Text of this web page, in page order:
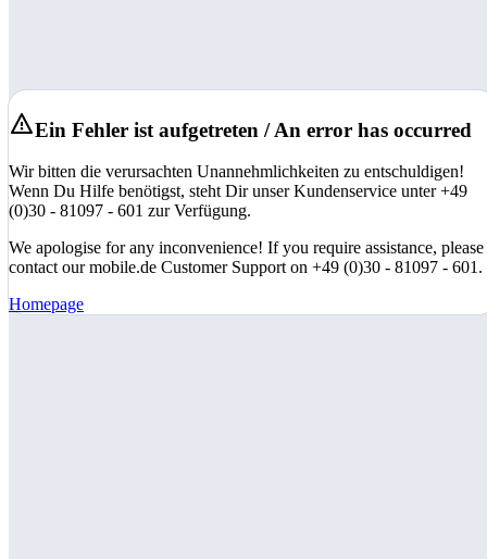
Ein Fehler ist aufgetreten / An error has occurred
Wir bitten die verursachten Unannehmlichkeiten zu entschuldigen!
Wenn Du Hilfe benötigst, steht Dir unser Kundenservice unter +49
(0)30 - 81097 - 601 zur Verfügung.
We apologise for any inconvenience! If you require assistance, please
contact our mobile.de Customer Support on +49 (0)30 - 81097 - 601.
Homepage